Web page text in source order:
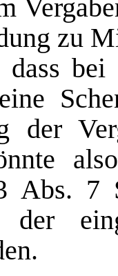
zu
dass
der
Abs. 7